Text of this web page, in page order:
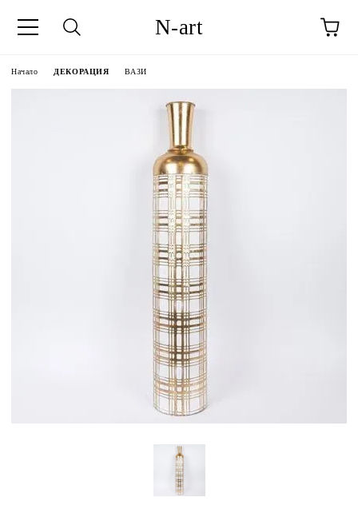
N-art
Начало ДЕКОРАЦИЯ ВАЗИ